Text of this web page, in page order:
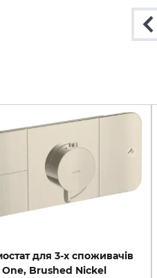
для 3-х споживачів
One, Brushed Nickel